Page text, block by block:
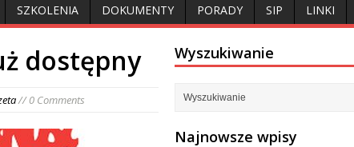
SZKOLENIA DOKUMENTY PORADY SIP LINKI
dostępny
// 0 Comments
Wyszukiwanie
Najnowsze wpisy